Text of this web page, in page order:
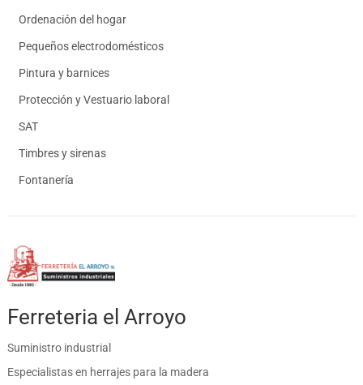
Ordenación del hogar
Pequeños electrodomésticos
Pintura y barnices
Protección y Vestuario laboral
SAT
Timbres y sirenas
Fontanería
Ferreteria el Arroyo
Suministro industrial
Especialistas en herrajes para la madera